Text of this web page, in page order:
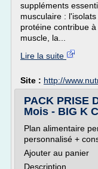
suppléments
musculaire :
protéine contribue
muscle, la...
Lire la suite
Site : http://
PACK PRISE
Mois - BIG K
Plan alimentaire
personnalisé +
Ajouter au panier
Description